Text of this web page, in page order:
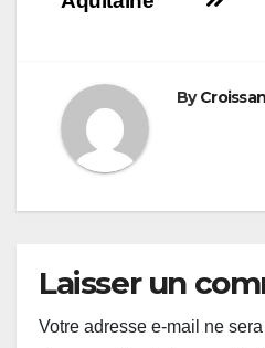
By
Laisser un
Votre adresse e-mail ne